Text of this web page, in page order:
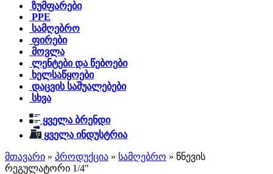
ზუმფარები
PPE
სამღებრო
ფირები
მოვლა
ლენტები და წებოები
ხელსაწყოები
დაცვის საშუალებები
სხვა
ყველა ბრენდი
ყველა ინდუსტრია
მთავარი » პროდუქცია » სამღებრო » წნევის
რეგულატორი 1/4″